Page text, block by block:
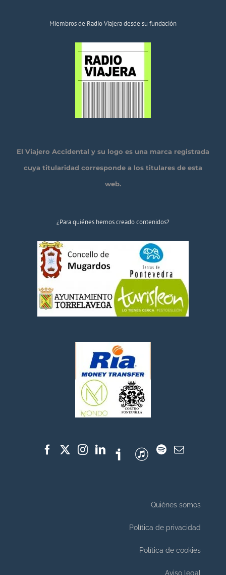
Miembros de Radio Viajera desde su fundación
El Viajero Accidental y su logo es una marca registrada
cuya titularidad corresponde a los titulares de esta
web.
¿Para quiénes hemos creado contenidos?
Quiénes somos
Política de privacidad
Política de cookies
Aviso legal